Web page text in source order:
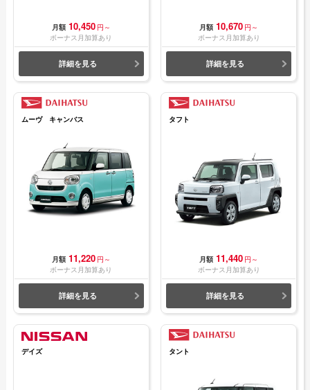
月額 10,450 円～
ボーナス月加算あり
詳細を見る
月額 10,670 円～
ボーナス月加算あり
詳細を見る
ムーヴ キャンバス
月額 11,220 円～
ボーナス月加算あり
詳細を見る
タフト
月額 11,440 円～
ボーナス月加算あり
詳細を見る
デイズ タント